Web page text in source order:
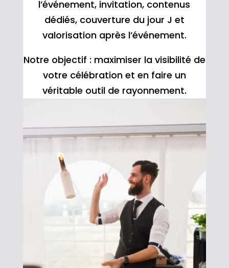
l’événement, invitation, contenus
dédiés, couverture du jour J et
valorisation après l’événement.
Notre objectif : maximiser la visibilité de
votre célébration et en faire un
véritable outil de rayonnement.